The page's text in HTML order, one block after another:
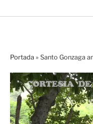
Portada » Santo Gonzaga